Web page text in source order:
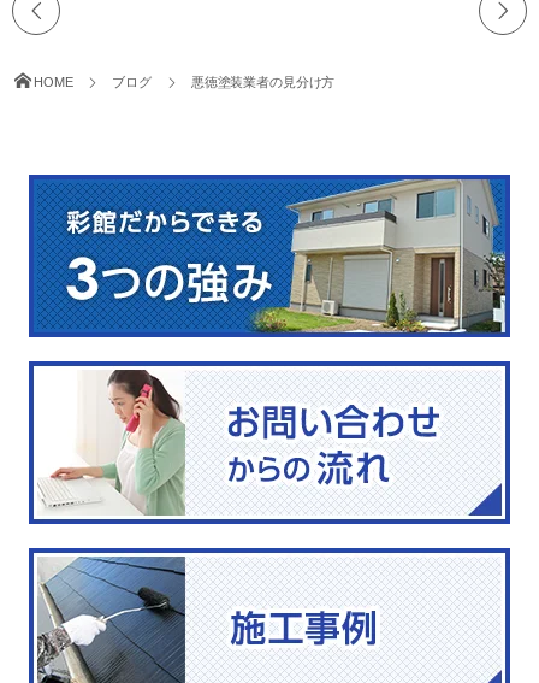
HOME ブログ 悪徳塗装業者の見分け方